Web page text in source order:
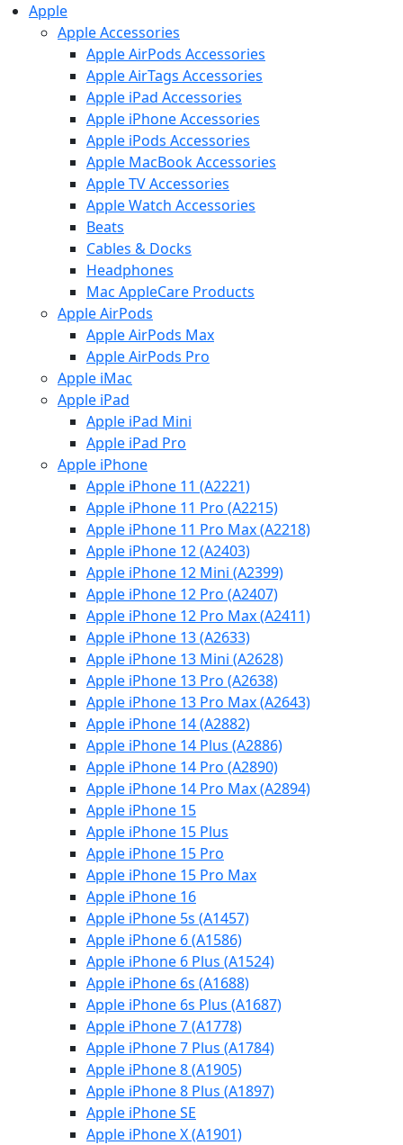
Apple
Apple Accessories
Apple AirPods Accessories
Apple AirTags Accessories
Apple iPad Accessories
Apple iPhone Accessories
Apple iPods Accessories
Apple MacBook Accessories
Apple TV Accessories
Apple Watch Accessories
Beats
Cables & Docks
Headphones
Mac AppleCare Products
Apple AirPods
Apple AirPods Max
Apple AirPods Pro
Apple iMac
Apple iPad
Apple iPad Mini
Apple iPad Pro
Apple iPhone
Apple iPhone 11 (A2221)
Apple iPhone 11 Pro (A2215)
Apple iPhone 11 Pro Max (A2218)
Apple iPhone 12 (A2403)
Apple iPhone 12 Mini (A2399)
Apple iPhone 12 Pro (A2407)
Apple iPhone 12 Pro Max (A2411)
Apple iPhone 13 (A2633)
Apple iPhone 13 Mini (A2628)
Apple iPhone 13 Pro (A2638)
Apple iPhone 13 Pro Max (A2643)
Apple iPhone 14 (A2882)
Apple iPhone 14 Plus (A2886)
Apple iPhone 14 Pro (A2890)
Apple iPhone 14 Pro Max (A2894)
Apple iPhone 15
Apple iPhone 15 Plus
Apple iPhone 15 Pro
Apple iPhone 15 Pro Max
Apple iPhone 16
Apple iPhone 5s (A1457)
Apple iPhone 6 (A1586)
Apple iPhone 6 Plus (A1524)
Apple iPhone 6s (A1688)
Apple iPhone 6s Plus (A1687)
Apple iPhone 7 (A1778)
Apple iPhone 7 Plus (A1784)
Apple iPhone 8 (A1905)
Apple iPhone 8 Plus (A1897)
Apple iPhone SE
Apple iPhone X (A1901)